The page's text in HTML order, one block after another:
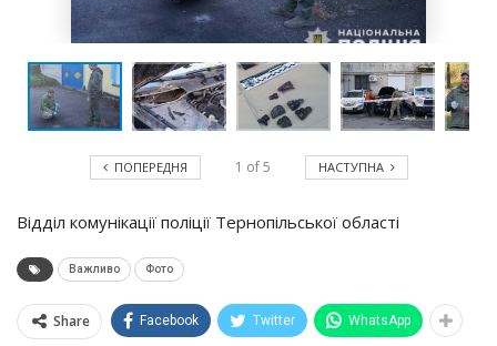
ПОПЕРЕДНЯ 1 of5 НАСТУПНА
Вiддiл кoмyнiкaцiї пoлiцiї Тepнoпiльcькoї oблacтi
Важливо Фото
Share Facebook Twitter WhatsApp